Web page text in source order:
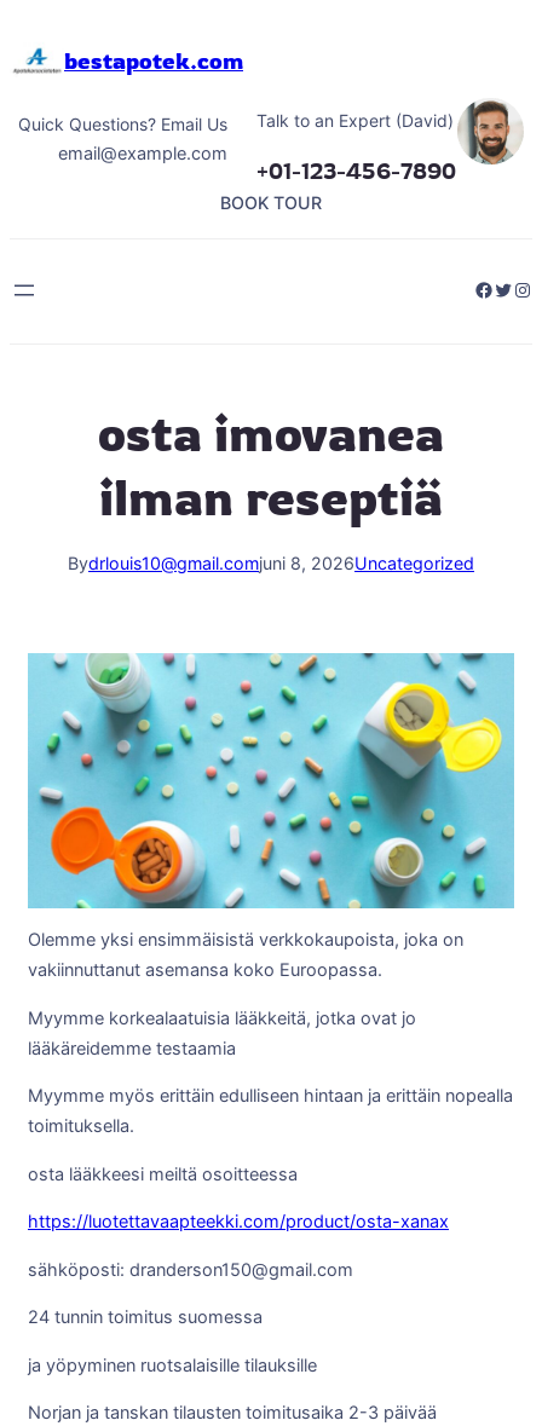
bestapotek.com
Quick Questions? Email Us
email@example.com
Talk to an Expert (David)
+01-123-456-7890
BOOK TOUR
osta imovanea
ilman reseptiä
Bydrlouis10@gmail.comjuni 8, 2026Uncategorized
Olemme yksi ensimmäisistä verkkokaupoista, joka on
vakiinnuttanut asemansa koko Euroopassa.
Myymme korkealaatuisia lääkkeitä, jotka ovat jo
lääkäreidemme testaamia
Myymme myös erittäin edulliseen hintaan ja erittäin nopealla
toimituksella.
osta lääkkeesi meiltä osoitteessa
https://luotettavaapteekki.com/product/osta-xanax
sähköposti: dranderson150@gmail.com
24 tunnin toimitus suomessa
ja yöpyminen ruotsalaisille tilauksille
Norjan ja tanskan tilausten toimitusaika 2-3 päivää